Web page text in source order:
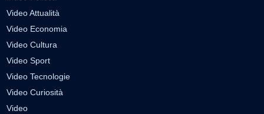
Video Attualità
Video Economia
Video Cultura
Video Sport
Video Tecnologie
Video Curiosità
Video